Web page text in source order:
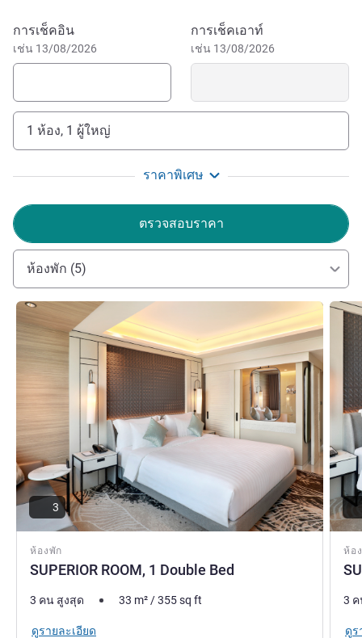
Surabaya City is surrounded by business districts and
shopping malls. It is also close to Juanda International
Airport.
Welcome Mövenpick Surabaya City, your home away
from home.
Toat Edi Wijaya ฝ่ายบริหารโรงแรม
จองโรงแรมนี้
การเช็คอิน
เช่น 13/08/2026
การเช็คเอาท์
เช่น 13/08/2026
1 ห้อง, 1 ผู้ใหญ่
ราคาพิเศษ
ตรวจสอบราคา
ห้องพัก (5)
ห้องพัก
SUPERIOR ROOM, 1 Double Bed
ดูรายละเอียด
3
3 คน สูงสุด 33 m²/355sq ft
ดูรายละเอียด
ห้อ
ดูราย
3
ดูร